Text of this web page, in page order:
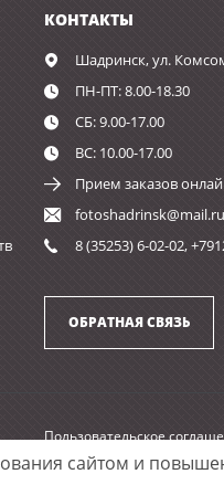
сайтом и
КОНТАКТЫ
Шадринск,ул.
ПН-ПТ: 8.00-18.30
СБ: 9.00-17.00
ВС: 10.00-17.00
Прием заказов
fotoshadrinsk@mail.ru
8 (35253) 6-02-02,
ОБРАТНАЯ СВЯЗЬ
Пользовательское